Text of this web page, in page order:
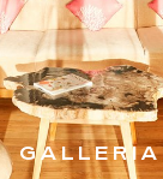
GALLERIA